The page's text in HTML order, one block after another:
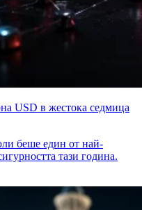
USD в жестока седмица
беше един от най-
тази година.